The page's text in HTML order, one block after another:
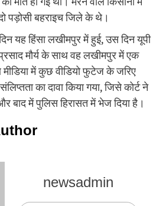
पड़ोसी बहराइच जिले के थे।
यह हिंसा लखीमपुर में हुई, उस दिन यूपी
मौर्य के साथ वह लखीमपुर में एक
में कुछ वीडियो फुटेज के जरिए
का दावा किया गया, जिसे कोर्ट ने
बाद में पुलिस हिरासत में भेज दिया है।
newsadmin